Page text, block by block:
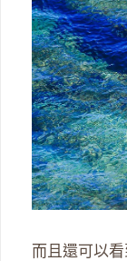
而且還可以